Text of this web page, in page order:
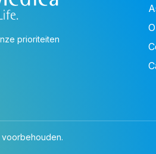
prioriteiten